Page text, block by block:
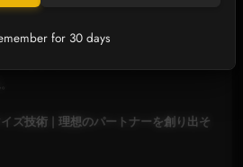
ら、長身で豊満な156cm（Eカッ
タイプがアジア人女性の曲線美を忠実
ズ技術 | 理想のパートナーを創り出そ
for 30 days